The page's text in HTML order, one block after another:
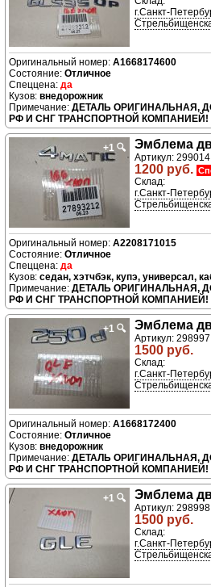
г.Санкт-
A1668174600
Отличное
да
внедорожник
ДЕТАЛЬ ОРИГИНАЛЬНАЯ,
РФ И СНГ ТРАНСПОРТНОЙ КОМПАНИЕЙ!
+1 🔍 Эмблема
Артикул: 299014
1200 руб.
Склад:
г.Санкт-
A2208171015
Отличное
да
седан, хэтчбэк, купэ, универсал,
ДЕТАЛЬ ОРИГИНАЛЬНАЯ,
РФ И СНГ ТРАНСПОРТНОЙ КОМПАНИЕЙ!
+1 🔍 Эмблема
Артикул: 298997
1500 руб.
Склад:
г.Санкт-
A1668172400
Отличное
внедорожник
ДЕТАЛЬ ОРИГИНАЛЬНАЯ,
РФ И СНГ ТРАНСПОРТНОЙ КОМПАНИЕЙ!
+1 🔍 Эмблема
Артикул: 298998
1500 руб.
Склад:
г.Санкт-